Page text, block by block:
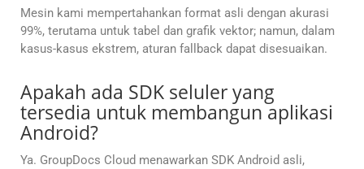
Mesin kami mempertahankan format asli dengan akurasi
99%, terutama untuk tabel dan grafik vektor; namun, dalam
kasus-kasus ekstrem, aturan fallback dapat disesuaikan.
Apakah ada SDK seluler yang
tersedia untuk membangun aplikasi
Android?
Ya. GroupDocs Cloud menawarkan SDK Android asli,